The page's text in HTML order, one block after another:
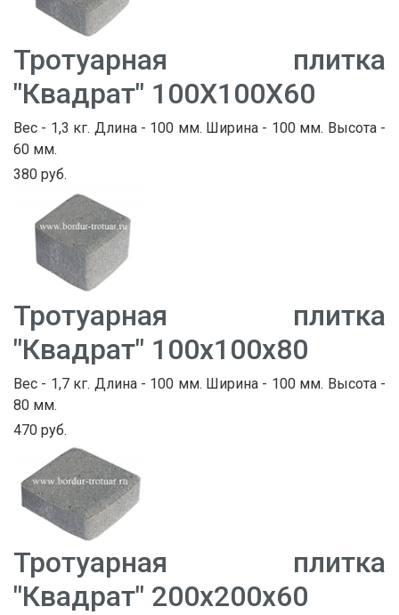
Тротуарная плитка
"Квадрат" 100Х100Х60
Вес - 1,3 кг. Длина - 100 мм. Ширина - 100 мм. Высота -
60 мм.
380 руб.
Тротуарная плитка
"Квадрат" 100х100х80
Вес - 1,7 кг. Длина - 100 мм. Ширина - 100 мм. Высота -
80 мм.
470 руб.
Тротуарная плитка
"Квадрат" 200х200х60